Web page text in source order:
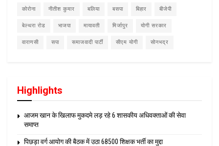
कोरोना नीतीश कुमार बलिया बसपा बिहार बीजेपी
बेल्थरा रोड भाजपा मायावती मिर्जापुर योगी सरकार
वाराणसी सपा समाजवादी पार्टी सीएम योगी सोनभद्र
Highlights
आजम खान के खिलाफ मुकदमे लड़ रहे 6 शासकीय अधिवक्ताओं की सेवा
समाप्त
पिछड़ा वर्ग आयोग की बैठक में उठा 68500 शिक्षक भर्ती का मुद्दा